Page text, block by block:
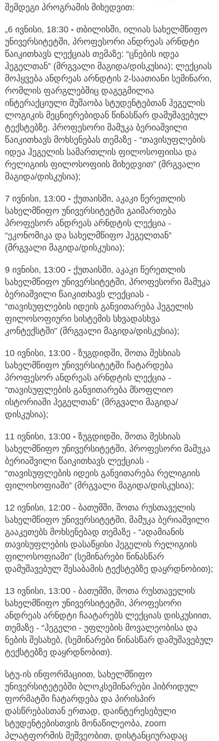
შემდეგი პროგრამის მიხედვით:
„6 ივნისი, 18:30 - თბილისში, ილიას სახელმწიფო
უნივერსიტეტში, პროფესორი ანდრეას არნდტი
წაიკითხავს ლექციას თემაზე: “ცნების იდეა
ჰეგელთან” (მრგვალი მაგიდა/დისკუსია); ლექციას
მოჰყვება ანდრეას არნდტის 2-საათიანი სემინარი,
რომლის ფარგლებშიც დაგეგმილია
ინტერაქციული მუშაობა სტუდენტებთან ჰეგელის
ლოგიკის მეცნიერებიდან წინასწარ დამუშავებულ
ტექსტებზე. პროფესორი მამუკა ბერიაშვილი
წაიკითხავს მოხსენებას თემაზე - “თავისუფლების
იდეა ჰეგელის სამართლის ფილოსოფიისა და
რელიგიის ფილოსოფიის მიხედვით” (მრგვალი
მაგიდა/დისკუსია);
7 ივნისი, 13:00 - ქუთაისში, აკაკი წერეთლის
სახელმწიფო უნივერსიტეტში გაიმართება
პროფესორ ანდრეას არნდტის ლექცია -
“ეკონომიკა და სახელმწიფო ჰეგელთან”
(მრგვალი მაგიდა/დისკუსია);
9 ივნისი, 13:00 - ქუთაისში, აკაკი წერეთლის
სახელმწიფო უნივერსიტეტში, პროფესორი მამუკა
ბერიაშვილი წაიკითხავს ლექციას -
“თავისუფლების იდეის განვითარება ჰეგელის
ფილოსოფიური სისტემის სხვადასხვა
კონტექსტში” (მრგვალი მაგიდა/დისკუსია);
10 ივნისი, 13:00 - ზუგდიდში, შოთა მესხიას
სახელმწიფო უნივერსიტეტში ჩატარდება
პროფესორ ანდრეას არნდტის ლექცია -
“თავისუფლების განვითარება მსოფლიო
ისტორიაში ჰეგელთან” (მრგვალი მაგიდა/
დისკუსია);
11 ივნისი, 13:00 - ზუგდიდში, შოთა მესხიას
სახელმწიფო უნივერსიტეტში, პროფესორი მამუკა
ბერიაშვილი წაიკითხავს ლექციას -
“თავისუფლების იდეის განვითარება რელიგიის
ფილოსოფიაში” (მრგვალი მაგიდა/დისკუსია);
12 ივნისი, 12:00 - ბათუმში, შოთა რუსთაველის
სახელმწიფო უნივერსიტეტში, მამუკა ბერიაშვილი
გააკეთებს მოხსენებად თემაზე - “ადამიანის
თავისუფლების დასაწყისი ჰეგელის რელიგიის
ფილოსოფიაში” (სემინარები წინასწარ
დამუშავებულ შესაბამის ტექსტებზე დაყრდნობით);
13 ივნისი, 13:00 - ბათუმში, შოთა რუსთაველის
სახელმწიფო უნივერსიტეტში, პროფესორი
ანდრეას არნდტი ჩაატარებს ლექციას დისკუსიით,
თემაზე - “ჰეგელი - უფლების მოვალეობისა და
ნების შესახებ, (სემინარები წინასწარ დამუშავებულ
ტექსტებზე დაყრდნობით).
სტუ-ის ინფორმაციით, სახელმწიფო
უნივერსიტეტებში ბლოკსემინარები ჰიბრიდულ
ფორმატში ჩატარდება და პირისპირ
დასწრებასთან ერთად, დაინტერესებული
სტუდენტებისთვის მონაწილეობა, zoom
პლატფორმის მეშვეობით, დისტანციურადაც